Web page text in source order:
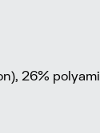
26% polyami